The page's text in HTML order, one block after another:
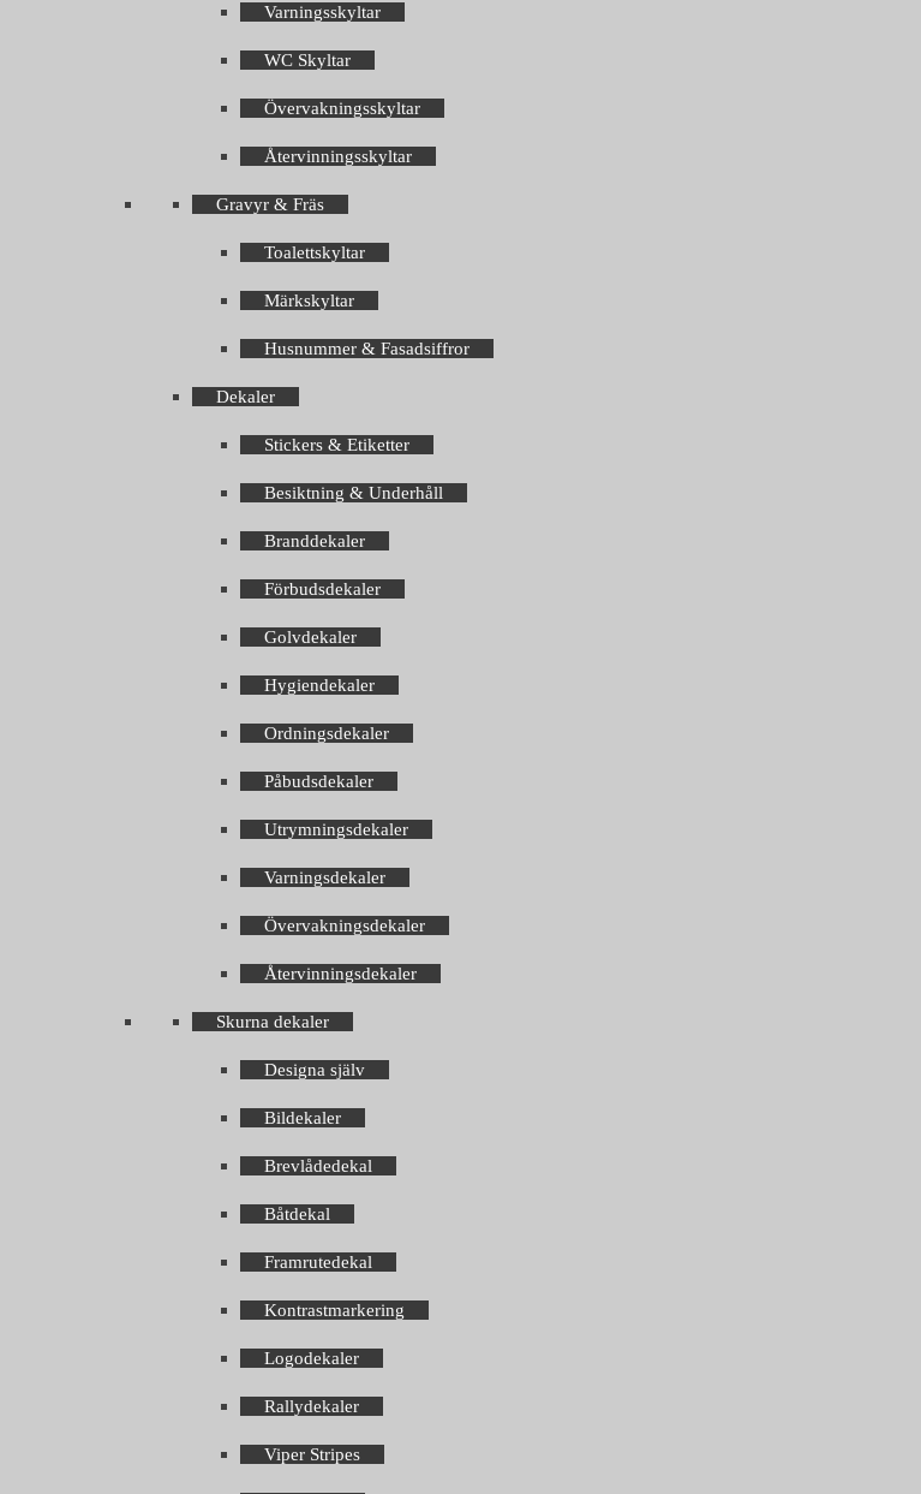
Varningsskyltar
WC Skyltar
Övervakningsskyltar
Återvinningsskyltar
Gravyr & Fräs
Toalettskyltar
Märkskyltar
Husnummer & Fasadsiffror
Dekaler
Stickers & Etiketter
Besiktning & Underhåll
Branddekaler
Förbudsdekaler
Golvdekaler
Hygiendekaler
Ordningsdekaler
Påbudsdekaler
Utrymningsdekaler
Varningsdekaler
Övervakningsdekaler
Återvinningsdekaler
Skurna dekaler
Designa själv
Bildekaler
Brevlådedekal
Båtdekal
Framrutedekal
Kontrastmarkering
Logodekaler
Rallydekaler
Viper Stripes